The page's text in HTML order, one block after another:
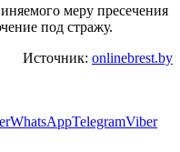
меру пресечения
под стражу.
Источник: onlinebrest.by
WhatsAppTelegramViber